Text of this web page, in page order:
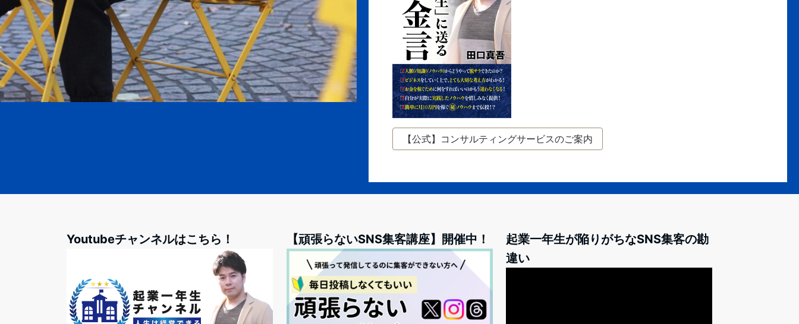
【公式】コンサルティングサービスのご案内
Youtubeチャンネルはこちら！ 【頑張らないSNS集客講座】開催中！
起業一年生が陥りがちなSNS集客の勘
違い